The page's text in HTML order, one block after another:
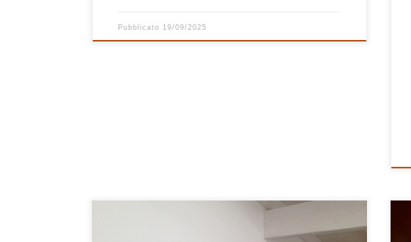
Pubblicato 19/09/2025